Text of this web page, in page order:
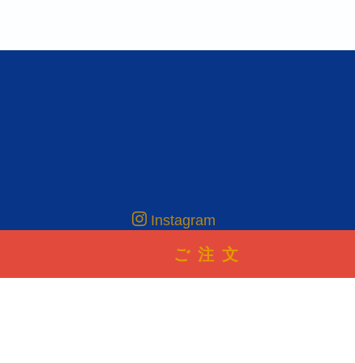
ご注文
Instagram